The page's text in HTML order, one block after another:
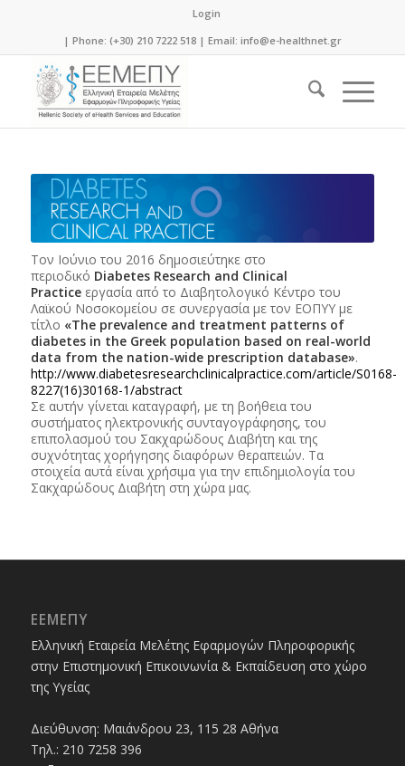
Login
| Phone: (+30) 210 7222 518 | Email: info@e-healthnet.gr
Τον Ιούνιο του 2016 δημοσιεύτηκε στο
περιοδικό Diabetes Research and Clinical
Practiceεργασία από το Διαβητολογικό Κέντρο του
Λαϊκού Νοσοκομείου σε συνεργασία με τον ΕΟΠΥΥ με
τίτλο «The prevalence and treatment patterns of
diabetes in the Greek population based on real-world
data from the nation-wide prescription database».
http://www.diabetesresearchclinicalpractice.com/article/S0168-
8227(16)30168-1/abstract
Σε αυτήν γίνεται καταγραφή, με τη βοήθεια του
συστήματος ηλεκτρονικής συνταγογράφησης, του
επιπολασμού του Σακχαρώδους Διαβήτη και της
συχνότητας χορήγησης διαφόρων θεραπειών. Τα
στοιχεία αυτά είναι χρήσιμα για την επιδημιολογία του
Σακχαρώδους Διαβήτη στη χώρα μας.
ΕΕΜΕΠΥ
Ελληνική Εταιρεία Μελέτης Εφαρμογών Πληροφορικής
στην Επιστημονική Επικοινωνία & Εκπαίδευση στο χώρο
της Υγείας
Διεύθυνση: Μαιάνδρου 23, 115 28 Αθήνα
Τηλ.: 210 7258 396